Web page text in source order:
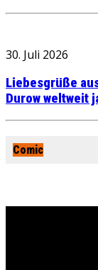
30. Juli 2026
Liebesgrüße
Durow weltweit
Comic